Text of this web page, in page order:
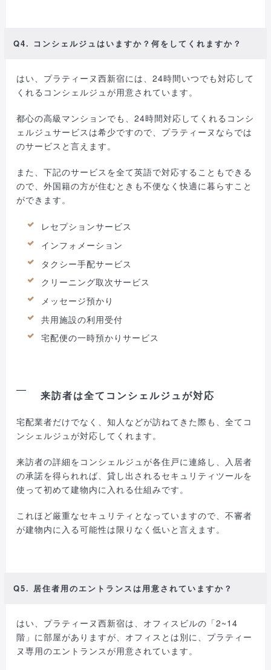
Q4. コンシェルジュはいますか？何をしてくれますか？
はい、プラティーヌ西新宿には、24時間いつでも対応して
くれるコンシェルジュが用意されています。
都心の高級マンションでも、24時間対応してくれるコンシ
ェルジュサービスは希少ですので、プラティーヌならでは
のサービスと言えます。
また、下記のサービスを全て英語で対応することもできる
ので、外国籍の方が住むときも不便なく快適に暮らすこと
ができます。
レセプションサービス
インフォメーション
タクシー手配サービス
クリーニング取次サービス
メッセージ預かり
共用施設の利用受付
宅配便の一時預かりサービス
来訪者は全てコンシェルジュが対応
宅配業者だけでなく、知人などが訪ねてきた際も、全てコ
ンシェルジュが対応してくれます。
来訪者の詳細をコンシェルジュが各住戸に連絡し、入居者
の承諾を得られれば、貸し出されるセキュリティツールを
使って初めて建物内に入れる仕組みです。
これほど厳重なセキュリティとなっていますので、不審者
が建物内に入る可能性は限りなく低いと言えます。
Q5. 居住者用のエントランスは用意されていますか？
はい、プラティーヌ西新宿は、オフィスビルの「2~14
階」に部屋がありますが、オフィスとは別に、プラティー
ヌ専用のエントランスが用意されています。